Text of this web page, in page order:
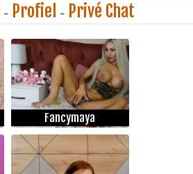
- Profiel - Privé Chat
Fancymaya